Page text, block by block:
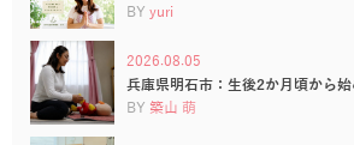
BY yuri
2026.08.05
兵庫県明石市：生後2か月頃から
BY 築山 萌